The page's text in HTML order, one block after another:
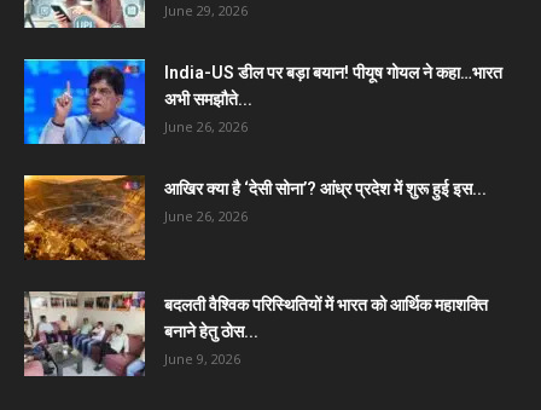
June 29, 2026
India-US डील पर बड़ा बयान! पीयूष गोयल ने कहा…भारत
अभी समझौते...
June 26, 2026
आखिर क्या है ‘देसी सोना’? आंध्र प्रदेश में शुरू हुई इस...
June 26, 2026
बदलती वैश्विक परिस्थितियों में भारत को आर्थिक महाशक्ति
बनाने हेतु ठोस...
June 9, 2026